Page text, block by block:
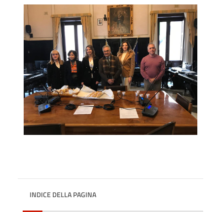
INDICE DELLA PAGINA